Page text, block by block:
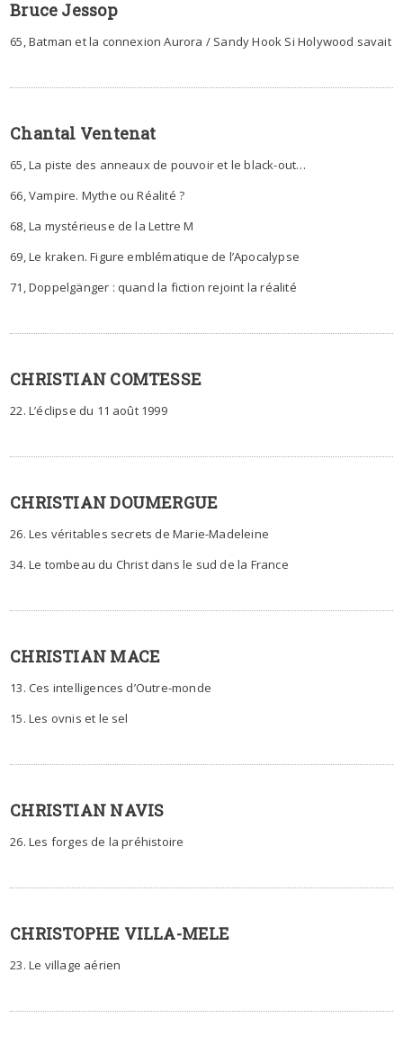
Bruce Jessop
65, Batman et la connexion Aurora / Sandy Hook Si Holywood savait
Chantal Ventenat
65, La piste des anneaux de pouvoir et le black-out…
66, Vampire. Mythe ou Réalité ?
68, La mystérieuse de la Lettre M
69, Le kraken. Figure emblématique de l’Apocalypse
71, Doppelgänger : quand la fiction rejoint la réalité
CHRISTIAN COMTESSE
22. L’éclipse du 11 août 1999
CHRISTIAN DOUMERGUE
26. Les véritables secrets de Marie-Madeleine
34. Le tombeau du Christ dans le sud de la France
CHRISTIAN MACE
13. Ces intelligences d’Outre-monde
15. Les ovnis et le sel
CHRISTIAN NAVIS
26. Les forges de la préhistoire
CHRISTOPHE VILLA-MELE
23. Le village aérien